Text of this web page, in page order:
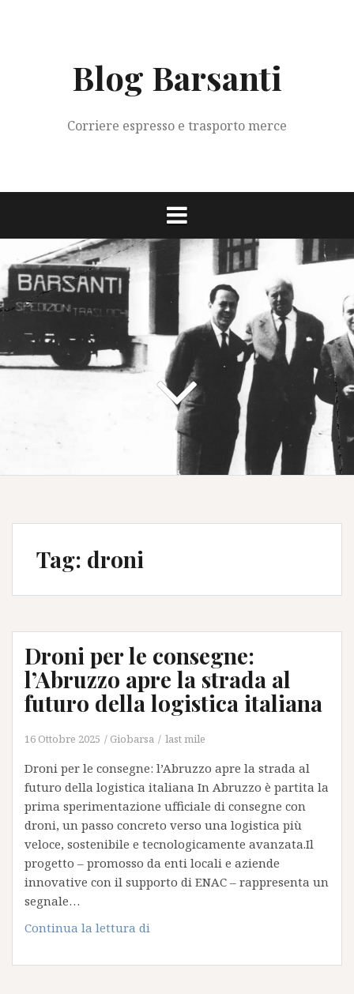
Blog Barsanti
Corriere espresso e trasporto merce
Tag: droni
Droni per le consegne:
l’Abruzzo apre la strada al
futuro della logistica italiana
16 Ottobre 2025 Giobarsa last mile
Droni per le consegne: l’Abruzzo apre la strada al
futuro della logistica italiana In Abruzzo è partita la
prima sperimentazione ufficiale di consegne con
droni, un passo concreto verso una logistica più
veloce, sostenibile e tecnologicamente avanzata.Il
progetto – promosso da enti locali e aziende
innovative con il supporto di ENAC – rappresenta un
segnale…
Continua la lettura di
le